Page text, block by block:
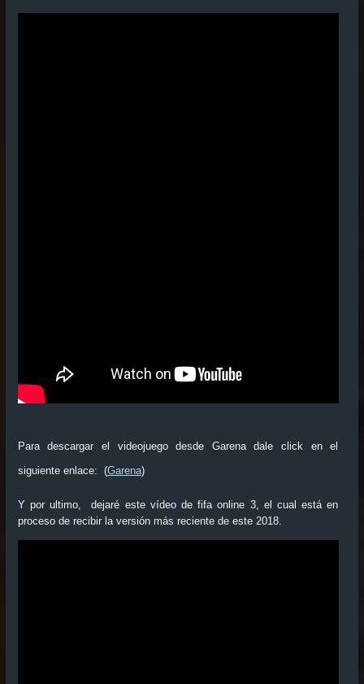
Para descargar el videojuego desde Garena dale click en el
siguiente enlace: (Garena)
Y por ultimo, dejaré este vídeo de fifa online 3, el cual está en
proceso de recibir la versión más reciente de este 2018.